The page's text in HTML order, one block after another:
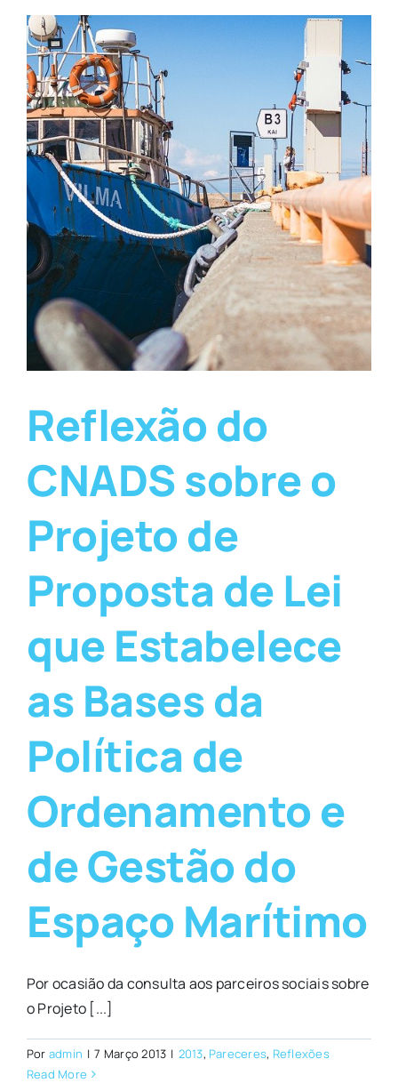
Reflexão do
CNADS sobre o
Projeto de
Proposta de Lei
que Estabelece
as Bases da
Política de
Ordenamento e
de Gestão do
Espaço Marítimo
Por ocasião da consulta aos parceiros sociais sobre
o Projeto [...]
Por admin | 7 Março 2013 | 2013, Pareceres, Reflexões
Read More